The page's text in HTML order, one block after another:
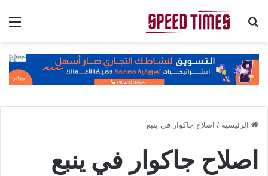
بحث عن
الرئيسية / اصلاح جاكوار في ينبع
اصلاح جاكوار في ينبع